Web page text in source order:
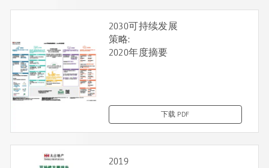
2030可持续发展
策略:
2020年度摘要
下载 PDF
2019